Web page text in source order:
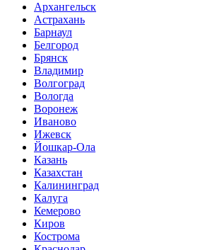
Архангельск
Астрахань
Барнаул
Белгород
Брянск
Владимир
Волгоград
Вологда
Воронеж
Иваново
Ижевск
Йошкар-Ола
Казань
Казахстан
Калининград
Калуга
Кемерово
Киров
Кострома